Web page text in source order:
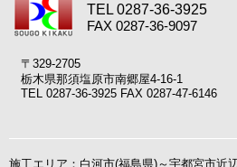
TEL 0287-36-3925
FAX 0287-36-9097
〒329-2705
栃木県那須塩原市南郷屋4-16-1
TEL 0287-36-3925 FAX 0287-47-6146
施工エリア：白河市(福島県)～宇都宮市近辺